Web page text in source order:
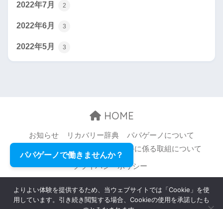
2022年7月 2
2022年6月 3
2022年5月 3
HOME
お知らせ リカバリー辞典
パパゲーノについて
職場環境等の改善に係る取組について
プライバシーポリシー
© 2026 Papageno,Inc. All rights reserved.
パパゲーノで働きませんか？
よりよい体験を提供するため、当ウェブサイトでは「Cookie」を使
用しています。引き続き閲覧する場合、Cookieの使用を承諾したも